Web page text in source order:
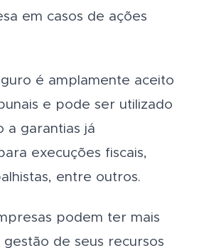
em casos de ações
é amplamente aceito
e pode ser utilizado
a garantias já
execuções fiscais,
entre outros.
podem ter mais
de seus recursos